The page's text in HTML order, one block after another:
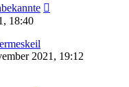
18:40
2021, 19:12